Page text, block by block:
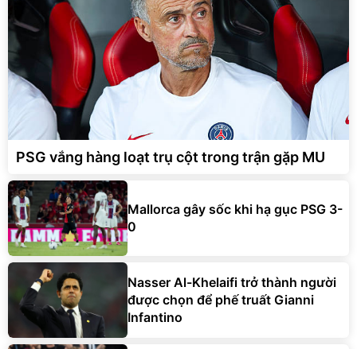
PSG vắng hàng loạt trụ cột trong trận gặp MU
Mallorca gây sốc khi hạ gục PSG 3-
0
Nasser Al-Khelaifi trở thành người
được chọn để phế truất Gianni
Infantino